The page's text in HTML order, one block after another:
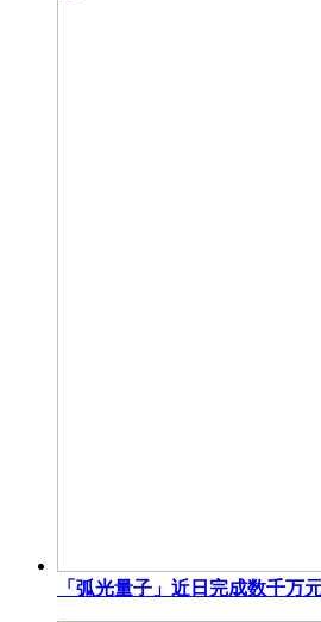
「弧光量子」近日完成数千万